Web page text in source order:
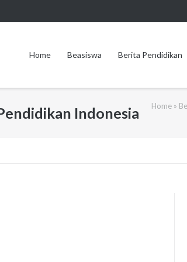
Home Beasiswa Berita Pendidikan
Indonesia Home »